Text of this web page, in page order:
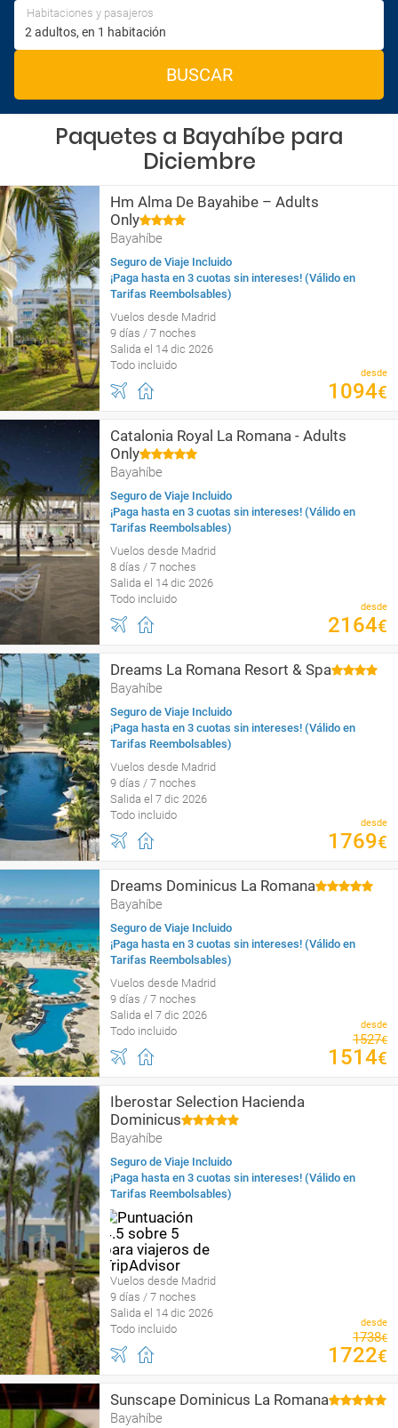
Habitaciones y pasajeros
BUSCAR
Paquetes a Bayahíbe para
Diciembre
Hm Alma De Bayahibe – Adults
Only
Bayahíbe
Seguro de Viaje Incluido
¡Paga hasta en 3 cuotas sin intereses! (Válido en
Tarifas Reembolsables)
Vuelos desde Madrid
9 días / 7 noches
Salida el 14 dic 2026
Todo incluido
desde
1094€
Catalonia Royal La Romana - Adults
Only
Bayahíbe
Seguro de Viaje Incluido
¡Paga hasta en 3 cuotas sin intereses! (Válido en
Tarifas Reembolsables)
Vuelos desde Madrid
8 días / 7 noches
Salida el 14 dic 2026
Todo incluido
desde
2164€
Dreams La Romana Resort & Spa
Bayahíbe
Seguro de Viaje Incluido
¡Paga hasta en 3 cuotas sin intereses! (Válido en
Tarifas Reembolsables)
Vuelos desde Madrid
9 días / 7 noches
Salida el 7 dic 2026
Todo incluido
desde
1769€
Dreams Dominicus La Romana
Bayahíbe
Seguro de Viaje Incluido
¡Paga hasta en 3 cuotas sin intereses! (Válido en
Tarifas Reembolsables)
Vuelos desde Madrid
9 días / 7 noches
Salida el 7 dic 2026
Todo incluido
desde
1527€
1514€
Iberostar Selection Hacienda
Dominicus
Bayahíbe
Seguro de Viaje Incluido
¡Paga hasta en 3 cuotas sin intereses! (Válido en
Tarifas Reembolsables)
Vuelos desde Madrid
9 días / 7 noches
Salida el 14 dic 2026
Todo incluido
desde
1738€
1722€
Sunscape Dominicus La Romana
Bayahíbe